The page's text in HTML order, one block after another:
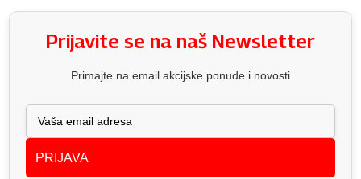
Prijavite se na naš Newsletter
Primajte na email akcijske ponude i novosti
PRIJAVA